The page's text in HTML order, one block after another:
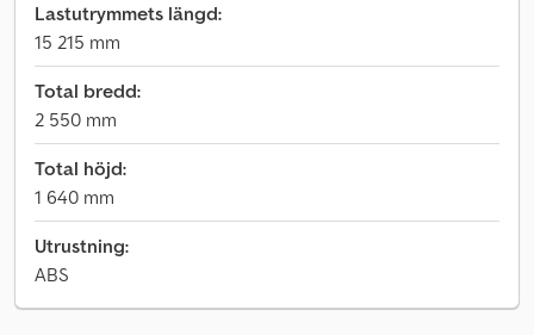
Lastutrymmets längd:
15 215 mm
Total bredd:
2 550 mm
Total höjd:
1 640 mm
Utrustning:
ABS